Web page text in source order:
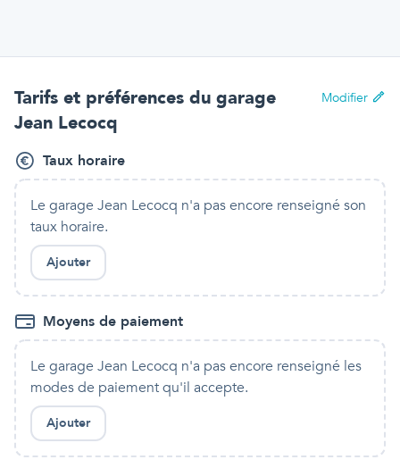
Tarifs et préférences du garage
Jean Lecocq
Modifier
Taux horaire
Le garage Jean Lecocq n'a pas encore renseigné son
taux horaire.
Ajouter
Moyens de paiement
Le garage Jean Lecocq n'a pas encore renseigné les
modes de paiement qu'il accepte.
Ajouter